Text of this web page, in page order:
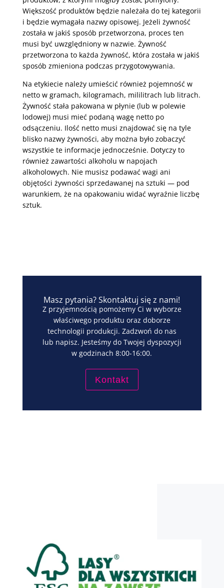
Większość produktów będzie należała do tej kategorii
i będzie wymagała nazwy opisowej. Jeżeli żywność
została w jakiś sposób przetworzona, proces ten
musi być uwzględniony w nazwie. Żywność
przetworzona to każda żywność, która została w jakiś
sposób zmieniona podczas przygotowywania.
Na etykiecie należy umieścić również pojemność w
netto w gramach, kilogramach, mililitrach lub litrach.
Żywność stała pakowana w płynie (lub w polewie
lodowej) musi mieć podaną wagę netto po
odsączeniu. Ilość netto musi znajdować się na tyle
blisko nazwy żywności, aby można było zobaczyć
wszystkie te informacje jednocześnie. Dotyczy to
również zawartości alkoholu w napojach
alkoholowych. Nie musisz podawać wagi ani
objętości żywności sprzedawanej na sztuki — pod
warunkiem, że na opakowaniu widać wyraźnie liczbę
sztuk.
Masz pytania? Skontaktuj się z nami!
Z przyjemnością pomożemy Ci w wyborze
właściwego produktu oraz doborze
technologii produkcji. Zadzwoń do nas
lub napisz. Jesteśmy do Twojej dyspozycji
w godzinach 8:00-16:00.
Kontakt